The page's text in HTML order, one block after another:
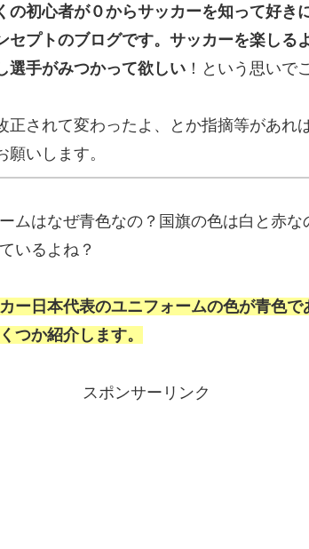
の初心者が０からサッカーを知って好き
セプトのブログです。サッカーを楽しる
選手がみつかって欲しい ！という思いで
正されて変わったよ、とか指摘等があれ
いします。
ムはなぜ青色なの？国旗の色は白と赤な
いるよね？
ー日本代表のユニフォームの色が青色
つか紹介します。
スポンサーリンク